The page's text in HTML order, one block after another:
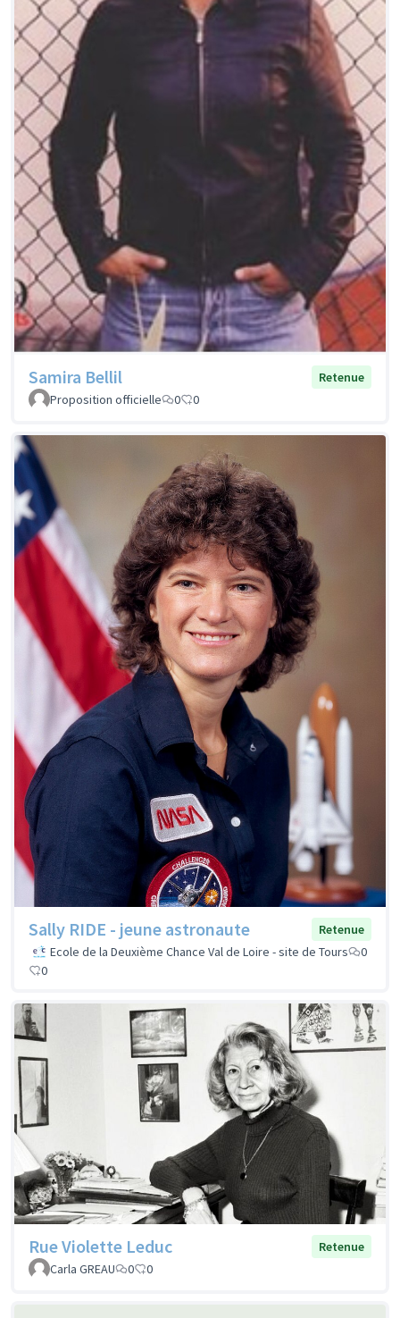
Samira Bellil
Retenue
Proposition officielle
0 0
Sally RIDE - jeune astronaute
Retenue
Ecole de la Deuxième Chance Val de Loire - site de Tours
0
0
Rue Violette Leduc
Retenue
Carla GREAU
0 0